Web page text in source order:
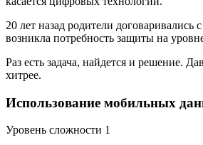
20 лет назад родители
возникла потребность защиты на
Раз есть задача, найдется и решение.
хитрее.
Использование мобильных
Уровень сложности 1